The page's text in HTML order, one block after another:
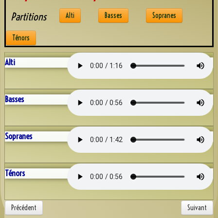
Espace AFN
Répétons
Trombinoscope▼
Albums▼
Souvenirs récents
A.F.N. sur Youtube
Reportage Mille sabord 2025
Contact
Partitions Alti Basses Sopranes
Ténors
Alti
Basses
Sopranes
Ténors
Précédent Suivant